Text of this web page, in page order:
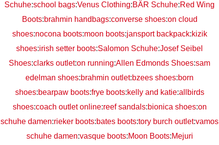
Schuhe:school bags:Venus Clothing:BÄR Schuhe:Red Wing
Boots:brahmin handbags:converse shoes:on cloud
shoes:nocona boots:moon boots:jansport backpack:kizik
shoes:irish setter boots:Salomon Schuhe:Josef Seibel
Shoes:clarks outlet:on running:Allen Edmonds Shoes:sam
edelman shoes:brahmin outlet:bzees shoes:born
shoes:bearpaw boots:frye boots:kelly and katie:allbirds
shoes:coach outlet online:reef sandals:bionica shoes:on
schuhe damen:rieker boots:bates boots:tory burch outlet:vamos
schuhe damen:vasque boots:Moon Boots:Mejuri